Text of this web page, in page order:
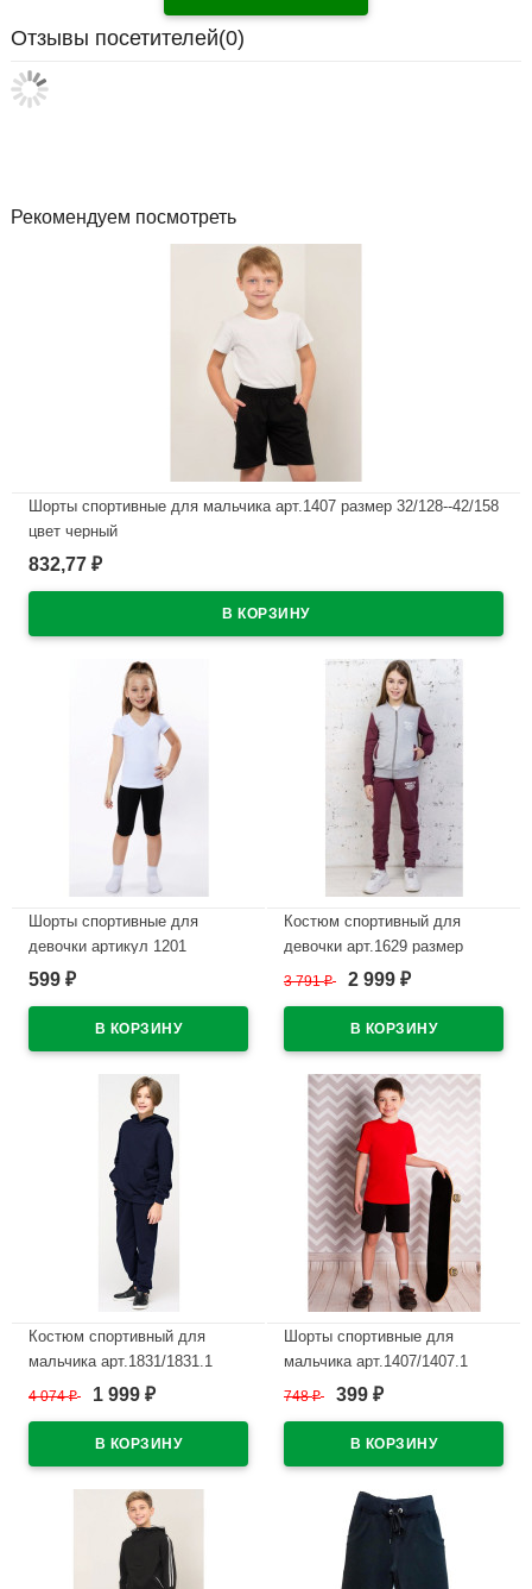
Отзывы посетителей(0)
Рекомендуем посмотреть
Шорты спортивные для мальчика арт.1407 размер 32/128--42/158
цвет черный
В наличии
832,77 ₽
Шорты спортивные для
девочки артикул 1201
р.36/140-44/164 цвет черный
599 ₽
Костюм спортивный для
девочки арт.1629 размер
30/122-40/152 трикотажный
3 791₽ 2 999 ₽
Костюм спортивный для
мальчика арт.1831/1831.1
размер 34/134-46/170
4 074₽ 1 999 ₽
Шорты спортивные для
мальчика арт.1407/1407.1
размер 32/128--42/158 цвет
748₽ 399 ₽